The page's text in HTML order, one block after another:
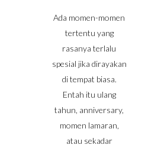
Ada momen-momen
tertentu yang
rasanya terlalu
spesial jika dirayakan
di tempat biasa.
Entah itu ulang
tahun, anniversary,
momen lamaran,
atau sekadar